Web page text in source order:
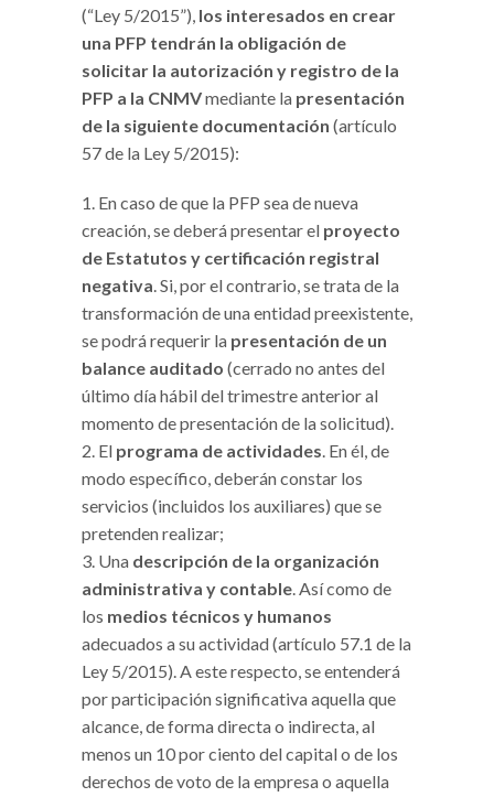
(“Ley 5/2015”), los interesados en crear
una PFP tendrán la obligación de
solicitar la autorización y registro de la
PFP a la CNMVmediante la presentación
de la siguiente documentación (artículo
57 de la Ley 5/2015):
En caso de que la PFP sea de nueva
creación, se deberá presentar el proyecto
de Estatutos y certificación registral
negativa. Si, por el contrario, se trata de la
transformación de una entidad preexistente,
se podrá requerir la presentación de un
balance auditado (cerrado no antes del
último día hábil del trimestre anterior al
momento de presentación de la solicitud).
El programa de actividades. En él, de
modo específico, deberán constar los
servicios (incluidos los auxiliares) que se
pretenden realizar;
Una descripción de la organización
administrativa y contable. Así como de
los medios técnicos y humanos
adecuados a su actividad (artículo 57.1 de la
Ley 5/2015). A este respecto, se entenderá
por participación significativa aquella que
alcance, de forma directa o indirecta, al
menos un 10 por ciento del capital o de los
derechos de voto de la empresa o aquella